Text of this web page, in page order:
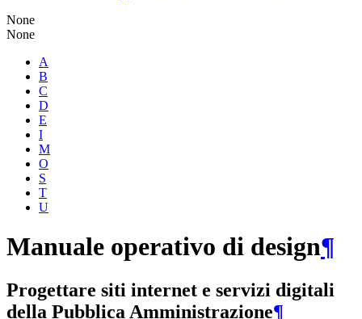
None
None
A
B
C
D
E
I
M
O
S
T
U
Manuale operativo di design¶
Progettare siti internet e servizi digitali
della Pubblica Amministrazione¶